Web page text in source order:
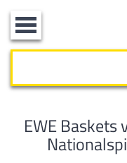
Toggle
navigation
EWE